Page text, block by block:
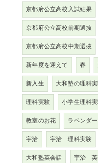
京都府公立高校入試結果
京都府公立高校前期選抜
京都府公立高校中期選抜
新年度を迎えて
春
新入生
大和塾の理科
理科実験
小学生理科
教室のお花
ラベンダー
宇治
宇治 理科実験
大和塾英会話
宇治 英